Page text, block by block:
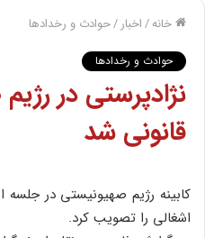
خانه/اخبار /حوادث و رخدادها
حوادث و رخدادها
نژادپرستی در
قانونی شد
کابینه رژیم صهیونیستی در
اشغالی را تصویب کرد.